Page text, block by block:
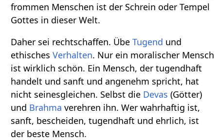
frommen Menschen ist der Schrein oder Tempel
Gottes in dieser Welt.
Daher sei rechtschaffen. ÜbeTugend und
ethischesVerhalten. Nur ein moralischer Mensch
ist wirklich schön. Ein Mensch, der tugendhaft
handelt und sanft und angenehm spricht, hat
nicht seinesgleichen. Selbst die Devas (Götter)
und Brahma verehren ihn. Wer wahrhaftig ist,
sanft, bescheiden, tugendhaft und ehrlich, ist
der beste Mensch.